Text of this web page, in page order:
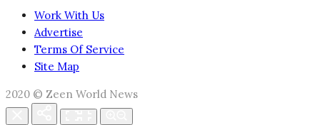
Work With Us
Advertise
Terms Of Service
Site Map
2020 © Zeen World News